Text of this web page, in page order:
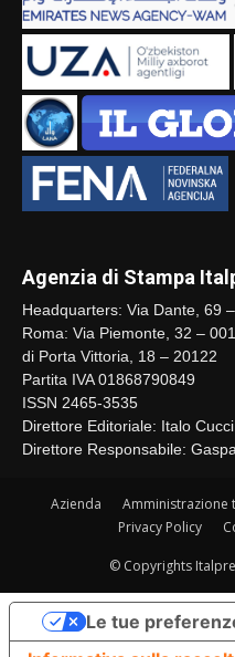
Agenzia di Stampa
Headquarters: Via Dante, 69
Roma: Via Piemonte, 32 –
di Porta Vittoria, 18 – 20122
Partita IVA 01868790849
ISSN 2465-3535
Direttore Editoriale: Italo Cucci
Direttore Responsabile:
Azienda Amministrazione
Privacy Policy
© Copyrights
Le tue